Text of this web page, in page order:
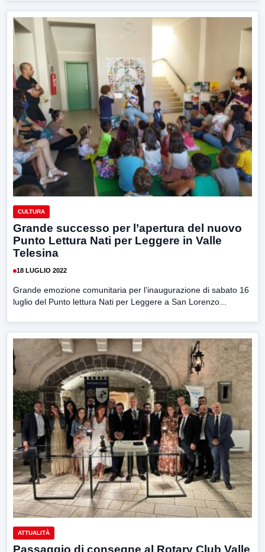
CULTURA
Grande successo per l’apertura del nuovo
Punto Lettura Nati per Leggere in Valle
Telesina
18 LUGLIO 2022
Grande emozione comunitaria per l’inaugurazione di sabato 16
luglio del Punto lettura Nati per Leggere a San Lorenzo...
ATTUALITÀ
Passaggio di consegne al Rotary Club Valle